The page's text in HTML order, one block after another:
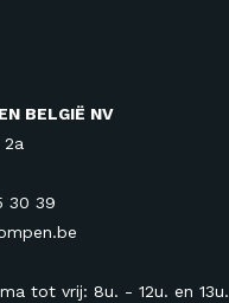
BELGIË NV
30 39
tot vrij: 8u. - 12u. en 13u.